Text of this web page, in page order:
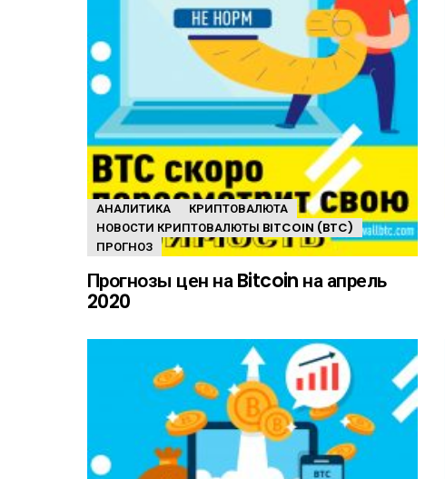
АНАЛИТИКА
КРИПТОВАЛЮТА
НОВОСТИ КРИПТОВАЛЮТЫ BITCOIN (BTC)
ПРОГНОЗ
Прогнозы цен на Bitcoin на апрель
2020